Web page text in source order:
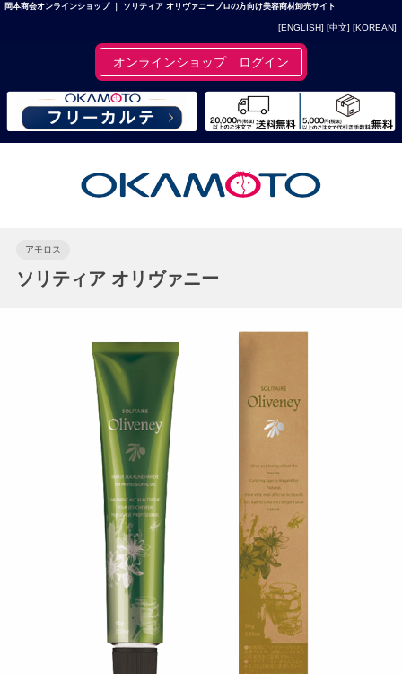
岡本商会オンラインショップ ｜ ソリティア オリヴァニープロの方向け美容商材卸売サイト
[ENGLISH] [中文] [KOREAN]
オンラインショップ ログイン
アモロス
ソリティア オリヴァニー